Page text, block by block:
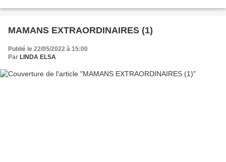
MAMANS EXTRAORDINAIRES (1)
Publié le 22/05/2022 à 15:00
Par LINDA ELSA